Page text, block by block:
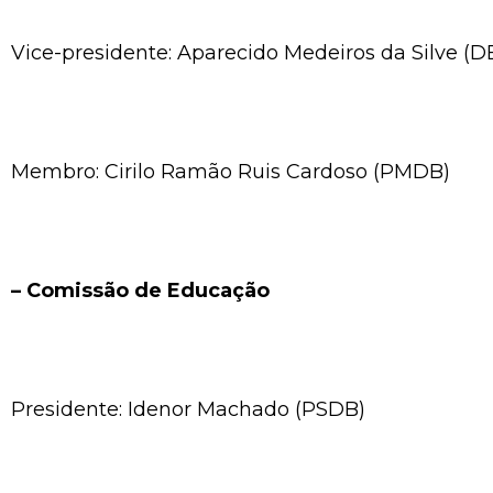
Vice-presidente: Aparecido Medeiros da Silve
Membro: Cirilo Ramão Ruis Cardoso (PMDB)
– Comissão de Educação
Presidente: Idenor Machado (PSDB)